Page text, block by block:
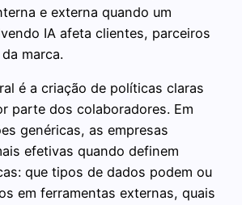
e externa quando um
IA afeta clientes, parceiros
marca.
é a criação de políticas claras
parte dos colaboradores. Em
genéricas, as empresas
efetivas quando definem
que tipos de dados podem ou
em ferramentas externas, quais